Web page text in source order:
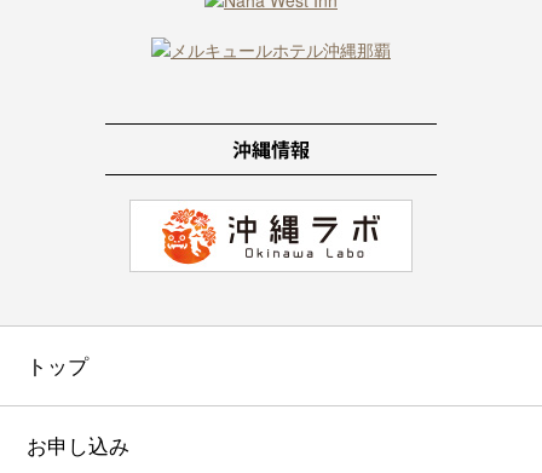
トップ
お申し込み